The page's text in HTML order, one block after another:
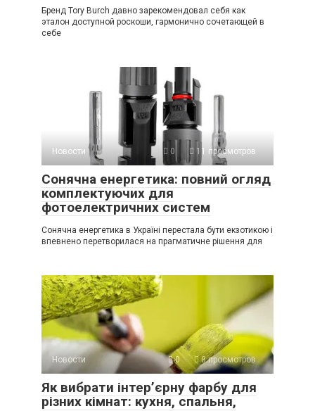
Бренд Tory Burch давно зарекомендовал себя как
эталон доступной роскоши, гармонично сочетающей в
себе
Новости 0 11 просмотров
Сонячна енергетика: повний огляд
комплектуючих для
фотоелектричних систем
Сонячна енергетика в Україні перестала бути екзотикою і
впевнено перетворилася на прагматичне рішення для
Новости 0 8 просмотров
Як вибрати інтер’єрну фарбу для
різних кімнат: кухня, спальня,